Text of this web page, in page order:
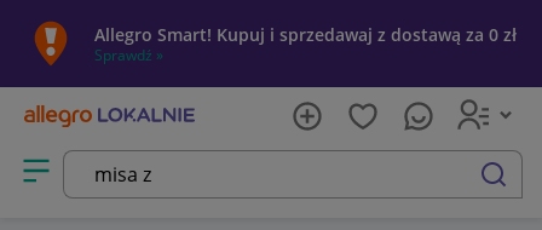
Allegro Smart! Kupuj i sprzedawaj z dostawą za 0 zł
Sprawdź »
Otwórz menu z kategoriami
szukaj